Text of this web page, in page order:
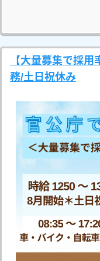
【大量募集で採
務/土日祝休み